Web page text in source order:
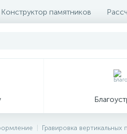
Конструктор памятников
Гравировка вертикальных